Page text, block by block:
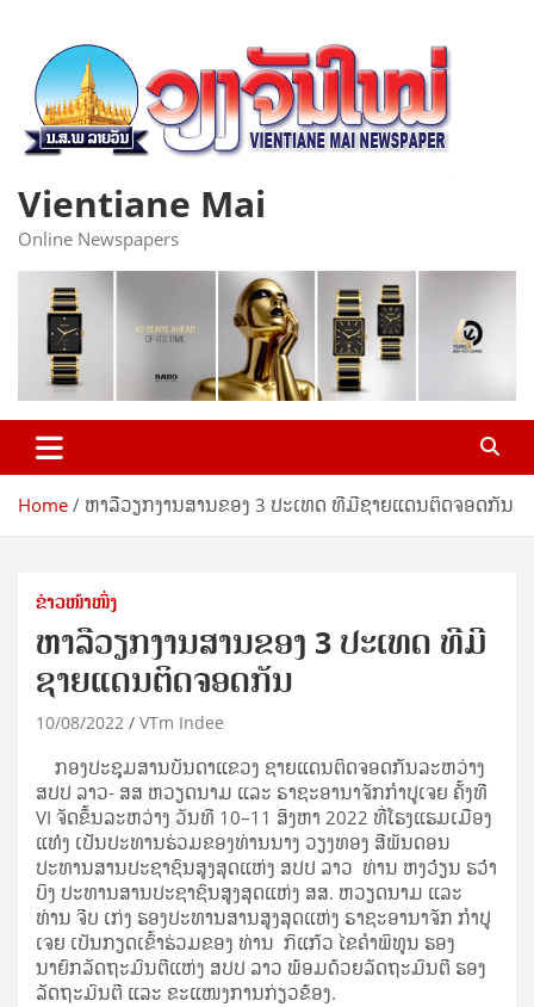
content
Vientiane Mai
Online Newspapers
Home ຫາລືວຽກງານສານຂອງ 3 ປະເທດ ທີມີຊາຍແດນຕິດຈອດກັນ
ຂ່າວໜ້າໜຶ່ງ
ຫາລືວຽກງານສານຂອງ 3 ປະເທດ ທີມີ
ຊາຍແດນຕິດຈອດກັນ
10/08/2022 VTm Indee
ກອງປະຊຸມສານບັນດາແຂວງ ຊາຍແດນຕິດຈອດກັນລະຫວ່າງ
ສປປ ລາວ- ສສ ຫວຽດນາມ ແລະ ຣາຊະອານາຈັກກໍາປູເຈຍ ຄັ້ງທີ
VI ຈັດຂຶ້ນລະຫວ່າງ ວັນທີ 10–11 ສິງຫາ 2022 ທີ່ໂຮງແຮມເມືອງ
ແທ໋ງ ເປັນປະທານຮ່ວມຂອງທ່ານນາງ ວຽງທອງ ສີພັນດອນ
ປະທານສານປະຊາຊົນສູງສຸດແຫ່ງ ສປປ ລາວ ທ່ານ ຫງວ໋ຽນ ຮວ໋າ
ບິງ ປະທານສານປະຊາຊົນສູງສຸດແຫ່ງ ສສ. ຫວຽດນາມ ແລະ
ທ່ານ ຈີບ ເກ່ງ ຮອງປະທານສານສູງສຸດແຫ່ງ ຣາຊະອານາຈັກ ກໍາປູ
ເຈຍ ເປັນກຽດເຂົ້າຮ່ວມຂອງ ທ່ານ ກິແກ້ວ ໄຂຄໍາພິທູນ ຮອງ
ນາຍົກລັດຖະມົນຕີແຫ່ງ ສປປ ລາວ ພ້ອມດ້ວຍລັດຖະມົນຕີ ຮອງ
ລັດຖະມົນຕີ ແລະ ຂະແໜງການກ່ຽວຂ້ອງ.